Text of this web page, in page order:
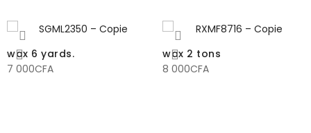
wax 6 yards.
7 000CFA
wax 2 tons
8 000CFA